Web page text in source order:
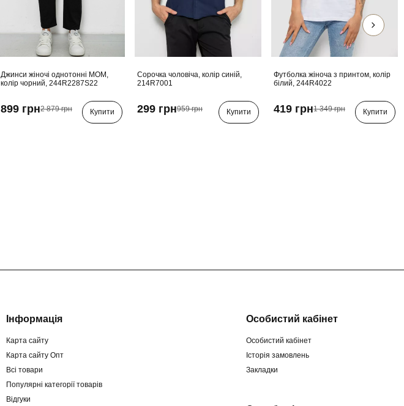
Джинси жіночі однотонні MOM,
колір чорний, 244R2287S22
899 грн2 879 грн Купити
Сорочка чоловіча, колір синій,
214R7001
299 грн959 грн Купити
Футболка жіноча з принтом, колір
білий, 244R4022
419 грн1 349 грн Купити
Інформація
Карта сайту
Карта сайту Опт
Всі товари
Популярні категорії товарів
Відгуки
Особистий кабінет
Особистий кабінет
Історія замовлень
Закладки